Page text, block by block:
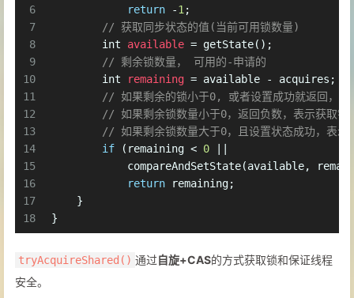
6
7
8
9
10
11
12
13
14
15
16
17
18
return -1;
// 获取同步状态的值(当前可用锁数量)
int
available = getState();
// 剩余锁数量， 可用的-申请的
int
remaining = available - acquires;
// 如果剩余的锁小于0, 或者设置成功就返回，如
// 如果剩余锁数量小于0，返回负数，表示获取锁
// 如果剩余锁数量大于0，且设置状态成功，表示
if (remaining < 0
compareAndSetState(available,
return remaining;
    }
}
tryAcquireShared() 通过自旋+CAS的方式获取锁和保证线程
安全。